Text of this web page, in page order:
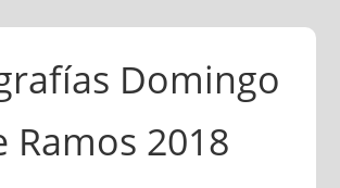
Domingo
Ramos 2018